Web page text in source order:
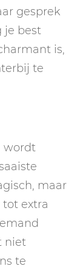
gesprek
je best
is,
te
wordt
maar
extra
niet
te